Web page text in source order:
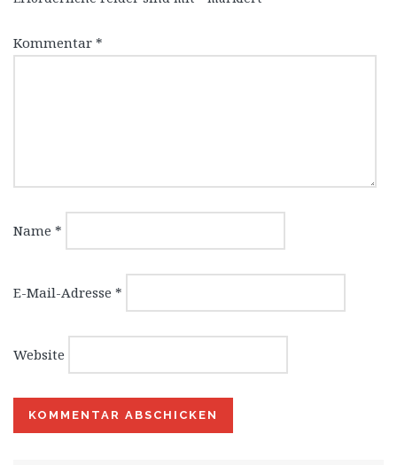
Kommentar *
Name *
E-Mail-Adresse *
Website